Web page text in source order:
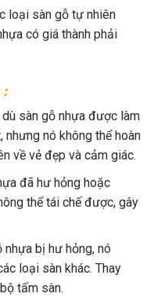
loại sàn gỗ tự nhiên
có giá thành phải
:
sàn gỗ nhựa được làm
nó không thể hoàn
về vẻ đẹp và cảm giác.
đã hư hỏng hoặc
thể tái chế được, gây
nhựa bị hư hỏng, nó
loại sàn khác. Thay
tấm sàn.